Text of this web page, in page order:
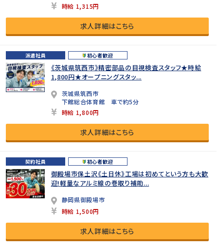
時給 1,315円
求人詳細はこちら
派遣社員 初心者歓迎
《茨城県筑西市》精密部品の目視検査スタッフ★時給
1,800円★オープニングスタッ...
茨城県筑西市
下館総合体育館 車で約5分
時給 1,800円
求人詳細はこちら
契約社員 初心者歓迎
御殿場市保土沢《土日休》工場は初めてという方も大歓
迎!軽量なアルミ線の巻取り補助...
静岡県御殿場市
時給 1,500円
求人詳細はこちら